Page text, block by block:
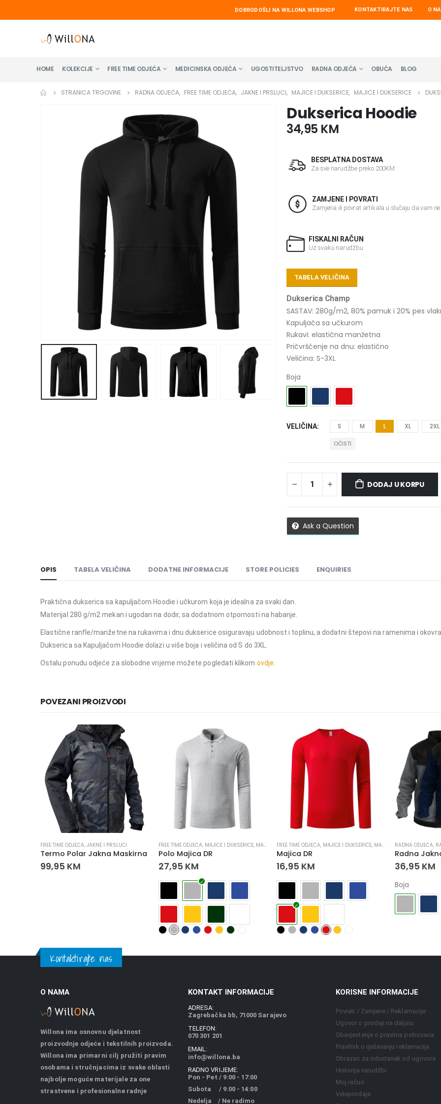
DOBRODOŠLI NA WILLONA WEBSHOP KONTAKTIRAJTE NAS O
HOME KOLEKCIJE FREE TIME ODJEĆA MEDICINSKA ODJEĆA UGOSTITELJSTVO RADNA ODJEĆA OBUĆA BLOG
STRANICA TRGOVINE RADNA ODJEĆA, FREE TIME ODJEĆA, JAKNE I PRSLUCI, MAJICE I DUKSERICE, MAJICE I DUKSERICE
Dukserica Hoodie
34,95 KM
BESPLATNA DOSTAVA
Za sve narudžbe preko 200KM
ZAMJENE I POVRATI
Zamjena ili povrat artikala u slučaju da vam
FISKALNI RAČUN
Uz svaku narudžbu
TABELA VELIČINA
Dukserica Champ
SASTAV: 280g/m2, 80% pamuk i 20% pes
Kapuljača sa učkurom
Rukavi: elastična manžetna
Pričvršćenje na dnu: elastično
Veličina: S-3XL
Boja
VELIČINA S M L XL 2XL
OČISTI
DODAJ U KORPU
Ask a Question
OPIS TABELA VELIČINA DODATNE INFORMACIJE STORE POLICIES ENQUIRIES
Praktična dukserica sa kapuljačom Hoodie i učkurom koja je idealna za svaki dan.
Materijal 280 g/m2 mekan i ugodan na dodir, sa dodatnom otpornosti na habanje.
Elastične ranfle/manžetne na rukavima i dnu dukserice osiguravaju udobnost i toplinu, a dodatni štepovi na ramenima i
Dukserica sa Kapuljačom Hoodie dolazi u više boja i veličina od S do 3XL.
Ostalu ponudu odjeće za slobodne vrijeme možete pogledati klikom ovdje.
POVEZANI PROIZVODI
,MAJICE I DUKSERICE,RADNA ODJEĆA
FREE TIME ODJEĆA, JAKNE I PRSLUCI
Termo Polar Jakna Maskirna
99,95 KM
FREE TIME ODJEĆA, MAJICE I DUKSERICE, MAJICE I DUKSERICE ,RADNA ODJEĆA
Polo Majica DR
27,95 KM
FREE TIME ODJEĆA, MAJICE I DUKSERICE, MAJICE I DUKSERICE ,
Majica DR
16,95 KM
RADNA ODJEĆA,
Radna
36,95 KM
Boja
Kontaktirajte nas
O NAMA
Willona ima osnovnu djelatnost
proizvodnje odjeće i tekstilnih proizvoda.
Willona ima primarni cilj pružiti pravim
osobama i stručnjacima iz svake oblasti
najbolje moguće materijale za one
strastvene i profesionalne radnje
KONTAKT INFORMACIJE
ADRESA:
Zagrebačka bb, 71000 Sarajevo
TELEFON:
070 301 201
EMAIL:
info@willona.ba
RADNO VRIJEME:
Pon - Pet / 9:00 - 17:00
Subota / 9:00 - 14:00
Nedelja / Ne radimo
KORISNE INFORMACIJE
Povrati / Zamjene / Reklamacije
Ugovor o prodaji na daljinu
Obavjestenje o pravima potrosaca
Pravilnik o rješavanju reklamacija
Obrazac za odustanak od ugovora
Historija narudžbi
Moj račun
Veleprodaja